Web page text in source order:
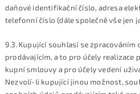
daňové identifikační číslo, adresa
telefonní číslo (dále společně vše jen
9.3. Kupující souhlasí se zpracováním
prodávajícím, a to pro účely realizace
kupní smlouvy a pro účely vedení
Nezvolí-li kupující jinou možnost,